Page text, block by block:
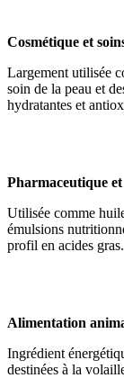
Cosmétique et
Largement utilisée
soin de la peau et
hydratantes et
Pharmaceutique
Utilisée comme
émulsions
profil en acides gras.
Alimentation
Ingrédient
destinées à la